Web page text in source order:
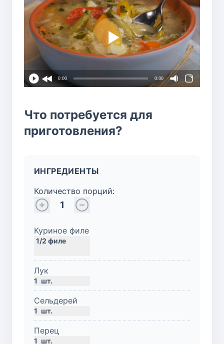
0:00 0:00
Что потребуется для
приготовления?
ИНГРЕДИЕНТЫ
Количество порций:
1
Куриное филе
Лук
1 шт.
Сельдерей
1 шт.
Перец
1 шт.